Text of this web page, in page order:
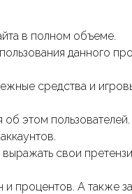
в полном объеме.
данного
средства и
этом пользователей.
выражать свои
процентов. А также